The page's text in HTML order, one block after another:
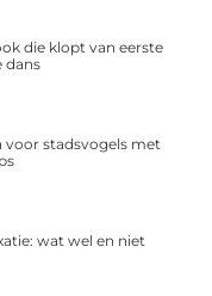
die klopt van eerste
dans
voor stadsvogels met
wat wel en niet